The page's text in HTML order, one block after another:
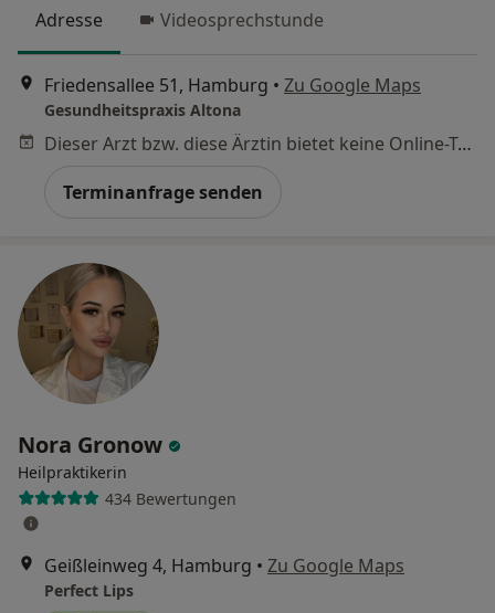
Adresse Videosprechstunde
Friedensallee 51, Hamburg • Zu Google Maps
Gesundheitspraxis Altona
Dieser Arzt bzw. diese Ärztin bietet keine Online-Terminbuchung an diesem Standort an.
Terminanfrage senden
Nora Gronow
Heilpraktikerin
434 Bewertungen
Geißleinweg 4, Hamburg • Zu Google Maps
Perfect Lips